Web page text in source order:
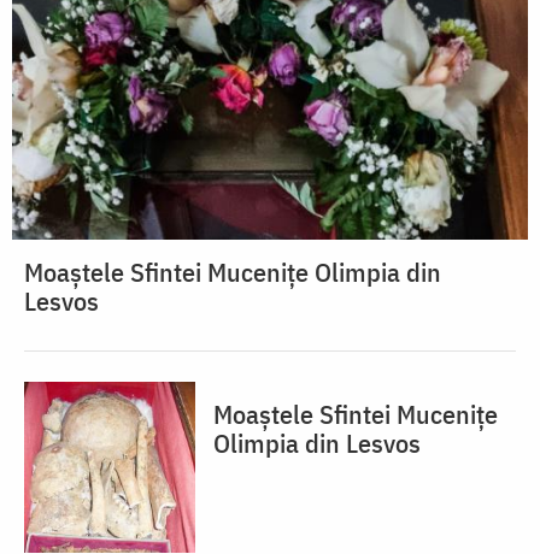
Moaștele Sfintei Mucenițe Olimpia din
Lesvos
Moaștele Sfintei Mucenițe
Olimpia din Lesvos